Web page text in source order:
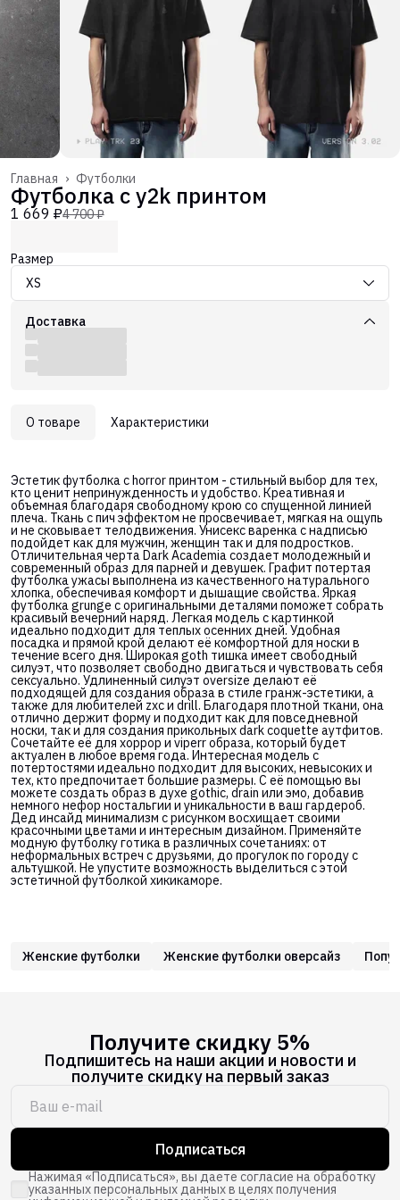
Футболки
Главная ›
Футболка с y2k принтом
1 669 ₽4 700 ₽
Размер
XS
Доставка
О товаре Характеристики
Эстетик футболка с horror принтом - стильный выбор для тех,
кто ценит непринужденность и удобство. Креативная и
объемная благодаря свободному крою со спущенной линией
плеча. Ткань с пич эффектом не просвечивает, мягкая на ощупь
и не сковывает телодвижения. Унисекс варенка с надписью
подойдет как для мужчин, женщин так и для подростков.
Отличительная черта Dark Academia создает молодежный и
современный образ для парней и девушек. Графит потертая
футболка ужасы выполнена из качественного натурального
хлопка, обеспечивая комфорт и дышащие свойства. Яркая
футболка grunge с оригинальными деталями поможет собрать
красивый вечерний наряд. Легкая модель с картинкой
идеально подходит для теплых осенних дней. Удобная
посадка и прямой крой делают её комфортной для носки в
течение всего дня. Широкая goth тишка имеет свободный
силуэт, что позволяет свободно двигаться и чувствовать себя
сексуально. Удлиненный силуэт oversize делают её
подходящей для создания образа в стиле гранж-эстетики, а
также для любителей zxc и drill. Благодаря плотной ткани, она
отлично держит форму и подходит как для повседневной
носки, так и для создания прикольных dark coquette аутфитов.
Сочетайте её для хоррор и viperr образа, который будет
актуален в любое время года. Интересная модель с
потертостями идеально подходит для высоких, невысоких и
тех, кто предпочитает большие размеры. С её помощью вы
можете создать образ в духе gothic, drain или эмо, добавив
немного нефор ностальгии и уникальности в ваш гардероб.
Дед инсайд минимализм с рисунком восхищает своими
красочными цветами и интересным дизайном. Применяйте
модную футболку готика в различных сочетаниях: от
неформальных встреч с друзьями, до прогулок по городу с
альтушкой. Не упустите возможность выделиться с этой
эстетичной футболкой хикикаморе.
Женские футболки Женские футболки оверсайз
Получите скидку 5%
Подпишитесь на наши акции и новости и
получите скидку на первый заказ
Подписаться
Нажимая «Подписаться», вы даете согласие на обработку
указанных персональных данных в целях получения